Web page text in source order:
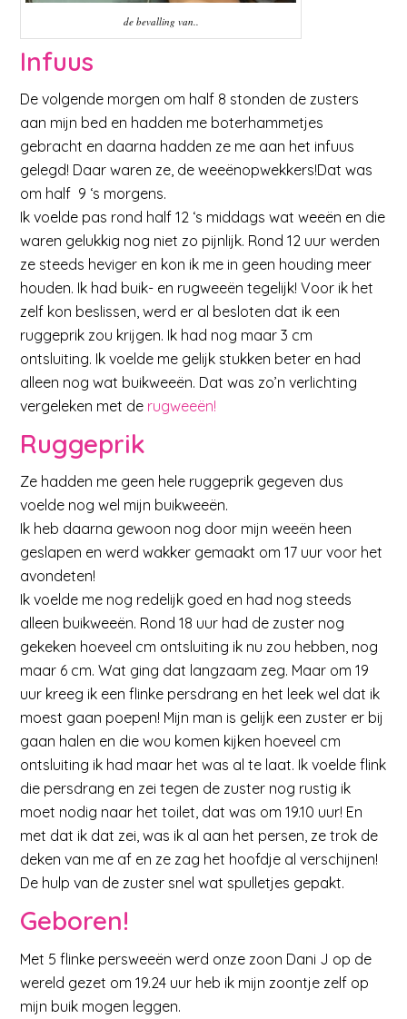
de bevalling van..
Infuus
De volgende morgen om half 8 stonden de zusters
aan mijn bed en hadden me boterhammetjes
gebracht en daarna hadden ze me aan het infuus
gelegd! Daar waren ze, de weeënopwekkers!Dat was
om half 9 ‘s morgens.
Ik voelde pas rond half 12 ‘s middags wat weeën en die
waren gelukkig nog niet zo pijnlijk. Rond 12 uur werden
ze steeds heviger en kon ik me in geen houding meer
houden. Ik had buik- en rugweeën tegelijk! Voor ik het
zelf kon beslissen, werd er al besloten dat ik een
ruggeprik zou krijgen. Ik had nog maar 3 cm
ontsluiting. Ik voelde me gelijk stukken beter en had
alleen nog wat buikweeën. Dat was zo’n verlichting
vergeleken met de rugweeën!
Ruggeprik
Ze hadden me geen hele ruggeprik gegeven dus
voelde nog wel mijn buikweeën.
Ik heb daarna gewoon nog door mijn weeën heen
geslapen en werd wakker gemaakt om 17 uur voor het
avondeten!
Ik voelde me nog redelijk goed en had nog steeds
alleen buikweeën. Rond 18 uur had de zuster nog
gekeken hoeveel cm ontsluiting ik nu zou hebben, nog
maar 6 cm. Wat ging dat langzaam zeg. Maar om 19
uur kreeg ik een flinke persdrang en het leek wel dat ik
moest gaan poepen! Mijn man is gelijk een zuster er bij
gaan halen en die wou komen kijken hoeveel cm
ontsluiting ik had maar het was al te laat. Ik voelde flink
die persdrang en zei tegen de zuster nog rustig ik
moet nodig naar het toilet, dat was om 19.10 uur! En
met dat ik dat zei, was ik al aan het persen, ze trok de
deken van me af en ze zag het hoofdje al verschijnen!
De hulp van de zuster snel wat spulletjes gepakt.
Geboren!
Met 5 flinke persweeën werd onze zoon Dani J op de
wereld gezet om 19.24 uur heb ik mijn zoontje zelf op
mijn buik mogen leggen.